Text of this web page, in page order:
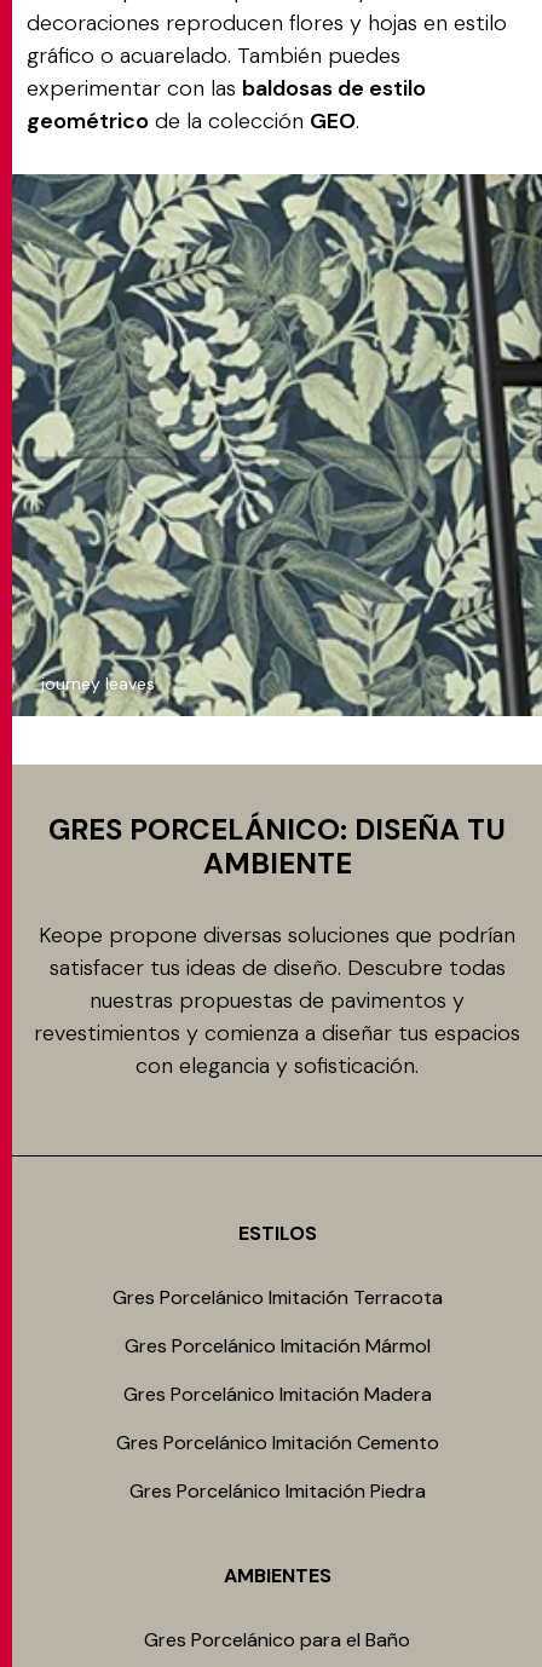
journey leaves
decoraciones reproducen flores y hojas en estilo
gráfico o acuarelado. También puedes
experimentar con las baldosas de estilo
geométrico de la colección GEO.
GRES PORCELÁNICO: DISEÑA TU
AMBIENTE
Keope propone diversas soluciones que podrían
satisfacer tus ideas de diseño. Descubre todas
nuestras propuestas de pavimentos y
revestimientos y comienza a diseñar tus espacios
con elegancia y sofisticación.
ESTILOS
Gres Porcelánico Imitación Terracota
Gres Porcelánico Imitación Mármol
Gres Porcelánico Imitación Madera
Gres Porcelánico Imitación Cemento
Gres Porcelánico Imitación Piedra
AMBIENTES
Gres Porcelánico para el Baño